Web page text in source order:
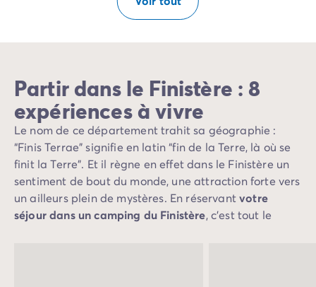
Partir dans le Finistère : 8
expériences à vivre
Le nom de ce département trahit sa géographie :
“Finis Terrae” signifie en latin “fin de la Terre, là où se
finit la Terre”. Et il règne en effet dans le Finistère un
sentiment de bout du monde, une attraction forte vers
un ailleurs plein de mystères. En réservantvotre
séjour dans un camping du Finistère, c’est tout le